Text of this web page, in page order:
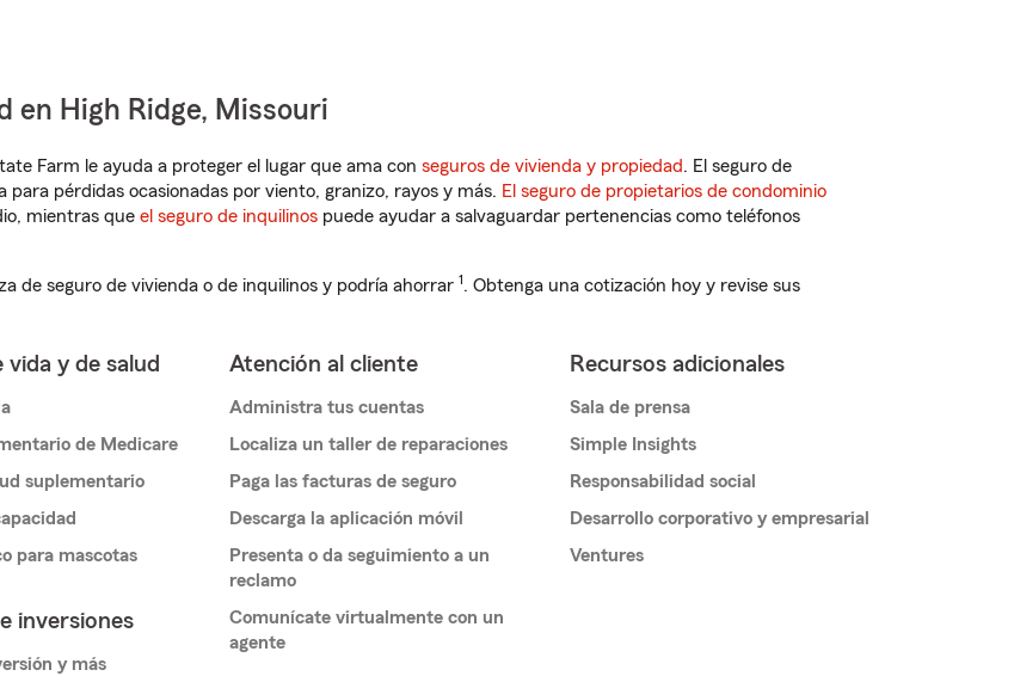
en High Ridge, Missouri
Farm le ayuda a proteger el lugar que ama con seguros de vivienda y propiedad. El seguro de
pérdidas ocasionadas por viento, granizo, rayos y más. El seguro de propietarios de condominio
mientras que el seguro de inquilinos puede ayudar a salvaguardar pertenencias como teléfonos
de seguro de vivienda o de inquilinos y podría ahorrar 1. Obtenga una cotización hoy y revise sus
vida y de salud
de Medicare
suplementario
para mascotas
inversiones
y más
Atención al cliente
Administra tus cuentas
Localiza un taller de reparaciones
Paga las facturas de seguro
Descarga la aplicación móvil
Presenta o da seguimiento a un
reclamo
Comunícate virtualmente con un
agente
Recursos adicionales
Sala de prensa
Simple Insights
Responsabilidad social
Desarrollo corporativo y empresarial
Ventures